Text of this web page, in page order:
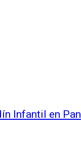
Infantil en